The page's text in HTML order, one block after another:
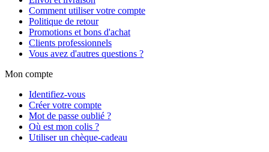
Comment utiliser votre compte
Politique de retour
Promotions et bons d'achat
Clients professionnels
Vous avez d'autres questions ?
Mon compte
Identifiez-vous
Créer votre compte
Mot de passe oublié ?
Où est mon colis ?
Utiliser un chèque-cadeau